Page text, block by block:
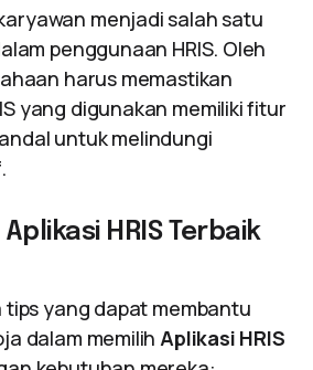
menjadi salah satu
penggunaan HRIS. Oleh
harus memastikan
yang digunakan memiliki fitur
untuk melindungi
HRIS Terbaik
tips yang dapat membantu
dalam memilihAplikasi HRIS